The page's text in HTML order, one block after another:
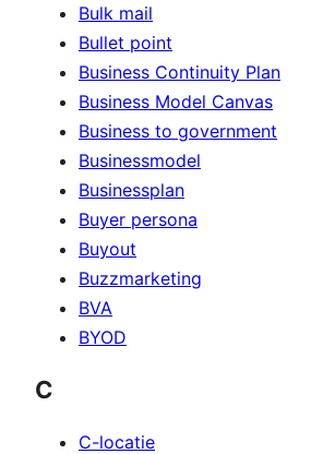
Bulk mail
Bullet point
Business Continuity Plan
Business Model Canvas
Business to government
Businessmodel
Businessplan
Buyer persona
Buyout
Buzzmarketing
BVA
BYOD
C
C-locatie